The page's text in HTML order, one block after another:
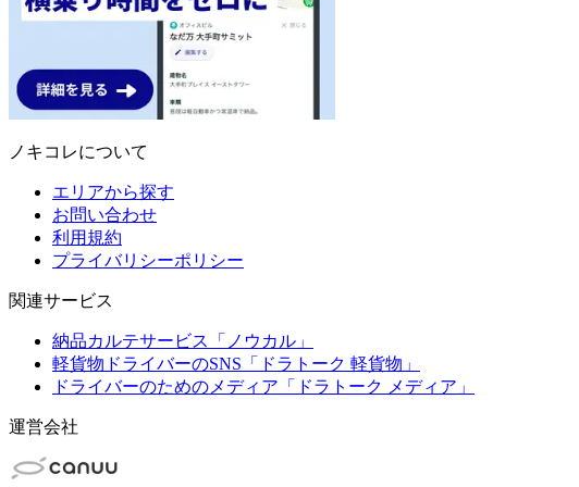
ノキコレについて
エリアから探す
お問い合わせ
利用規約
プライバリシーポリシー
関連サービス
納品カルテサービス「ノウカル」
軽貨物ドライバーのSNS「ドラトーク 軽貨物」
ドライバーのためのメディア「ドラトーク メディア」
運営会社